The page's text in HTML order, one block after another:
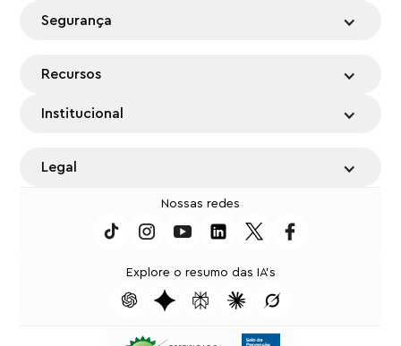
Segurança
Recursos
Institucional
Legal
Nossas redes
Explore o resumo das IA's